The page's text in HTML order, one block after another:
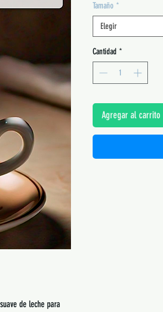
de leche para
Tamaño *
Elegir
Cantidad *
Agregar al carrito